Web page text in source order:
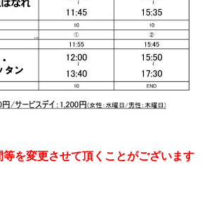
を変更させて頂くことがございます